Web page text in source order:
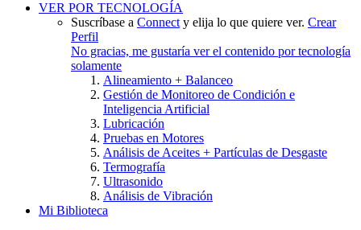
VER POR TECNOLOGÍA
Suscríbase a Connect y elija lo que quiere ver. Crear
Perfil
No gracias, me gustaría ver el contenido por tecnología
solamente
Alineamiento + Balanceo
Gestión de Monitoreo de Condición e
Inteligencia Artificial
Lubricación
Pruebas en Motores
Análisis de Aceites + Partículas de Desgaste
Termografía
Ultrasonido
Análisis de Vibración
Mi Biblioteca